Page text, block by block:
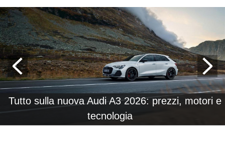
Tutto sulla nuova Audi A3 2026: prezzi, motori e
tecnologia